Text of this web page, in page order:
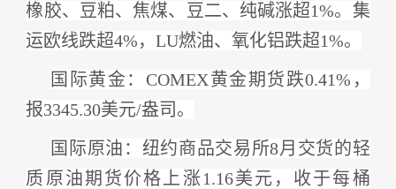
橡胶、豆粕、焦煤、豆二、纯碱涨超1%。集
运欧线跌超4%，LU燃油、氧化铝跌超1%。
国际黄金： COMEX黄金期货跌0.41%，
报3345.30美元/盎司。
国际原油： 纽约商品交易所8月交货的轻
质原油期货价格上涨1.16美元，收于每桶